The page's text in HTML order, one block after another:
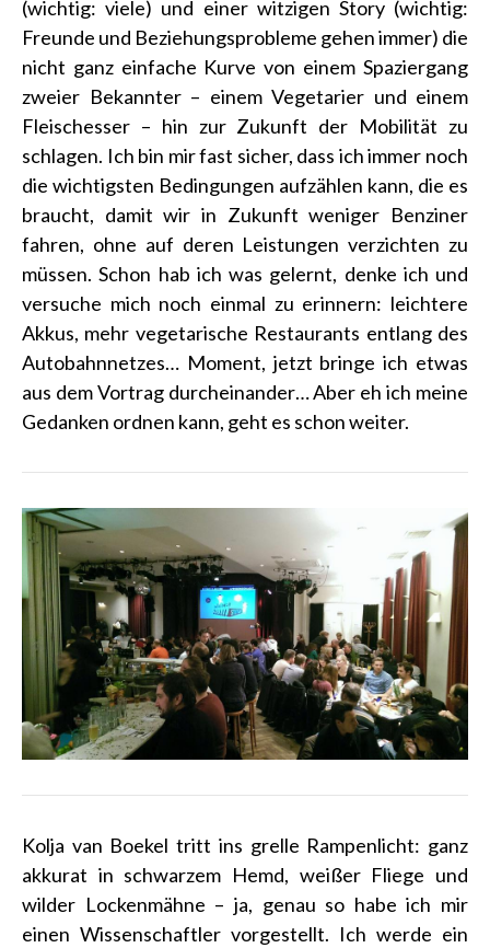
(wichtig: viele) und einer witzigen Story (wichtig:
Freunde und Beziehungsprobleme gehen immer) die
nicht ganz einfache Kurve von einem Spaziergang
zweier Bekannter – einem Vegetarier und einem
Fleischesser – hin zur Zukunft der Mobilität zu
schlagen. Ich bin mir fast sicher, dass ich immer noch
die wichtigsten Bedingungen aufzählen kann, die es
braucht, damit wir in Zukunft weniger Benziner
fahren, ohne auf deren Leistungen verzichten zu
müssen. Schon hab ich was gelernt, denke ich und
versuche mich noch einmal zu erinnern: leichtere
Akkus, mehr vegetarische Restaurants entlang des
Autobahnnetzes… Moment, jetzt bringe ich etwas
aus dem Vortrag durcheinander… Aber eh ich meine
Gedanken ordnen kann, geht es schon weiter.
Kolja van Boekel tritt ins grelle Rampenlicht: ganz
akkurat in schwarzem Hemd, weißer Fliege und
wilder Lockenmähne – ja, genau so habe ich mir
einen Wissenschaftler vorgestellt. Ich werde ein